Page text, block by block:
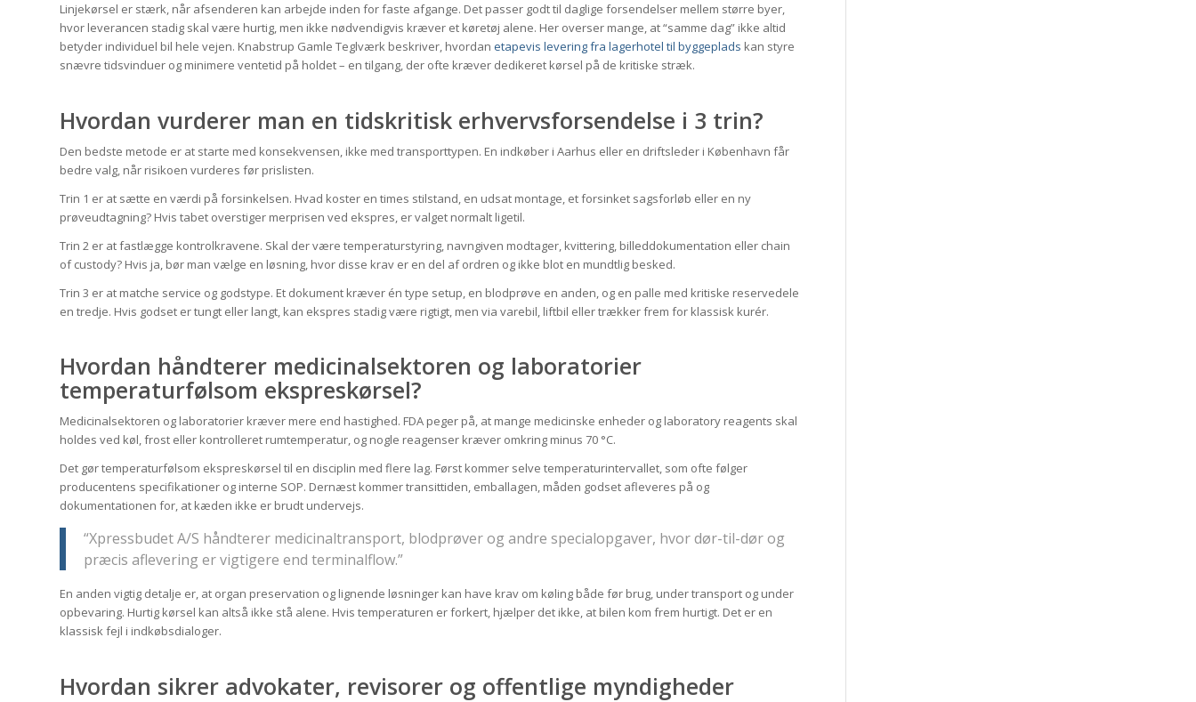
Linjekørsel er stærk, når afsenderen kan arbejde inden for faste afgange. Det passer godt til daglige forsendelser mellem større byer,
hvor leverancen stadig skal være hurtig, men ikke nødvendigvis kræver et køretøj alene. Her overser mange, at “samme dag” ikke altid
betyder individuel bil hele vejen. Knabstrup Gamle Teglværk beskriver, hvordan etapevis levering fra lagerhotel til byggeplads kan styre
snævre tidsvinduer og minimere ventetid på holdet – en tilgang, der ofte kræver dedikeret kørsel på de kritiske stræk.
Hvordan vurderer man en tidskritisk erhvervsforsendelse i 3 trin?
Den bedste metode er at starte med konsekvensen, ikke med transporttypen. En indkøber i Aarhus eller en driftsleder i København får
bedre valg, når risikoen vurderes før prislisten.
Trin 1 er at sætte en værdi på forsinkelsen. Hvad koster en times stilstand, en udsat montage, et forsinket sagsforløb eller en ny
prøveudtagning? Hvis tabet overstiger merprisen ved ekspres, er valget normalt ligetil.
Trin 2 er at fastlægge kontrolkravene. Skal der være temperaturstyring, navngiven modtager, kvittering, billeddokumentation eller chain
of custody? Hvis ja, bør man vælge en løsning, hvor disse krav er en del af ordren og ikke blot en mundtlig besked.
Trin 3 er at matche service og godstype. Et dokument kræver én type setup, en blodprøve en anden, og en palle med kritiske reservedele
en tredje. Hvis godset er tungt eller langt, kan ekspres stadig være rigtigt, men via varebil, liftbil eller trækker frem for klassisk kurér.
Hvordan håndterer medicinalsektoren og laboratorier
temperaturfølsom ekspreskørsel?
Medicinalsektoren og laboratorier kræver mere end hastighed. FDA peger på, at mange medicinske enheder og laboratory reagents skal
holdes ved køl, frost eller kontrolleret rumtemperatur, og nogle reagenser kræver omkring minus 70 °C.
Det gør temperaturfølsom ekspreskørsel til en disciplin med flere lag. Først kommer selve temperaturintervallet, som ofte følger
producentens specifikationer og interne SOP. Dernæst kommer transittiden, emballagen, måden godset afleveres på og
dokumentationen for, at kæden ikke er brudt undervejs.
“Xpressbudet A/S håndterer medicinaltransport, blodprøver og andre specialopgaver, hvor dør-til-dør og
præcis aflevering er vigtigere end terminalflow.”
En anden vigtig detalje er, at organ preservation og lignende løsninger kan have krav om køling både før brug, under transport og under
opbevaring. Hurtig kørsel kan altså ikke stå alene. Hvis temperaturen er forkert, hjælper det ikke, at bilen kom frem hurtigt. Det er en
klassisk fejl i indkøbsdialoger.
Hvordan sikrer advokater, revisorer og offentlige myndigheder